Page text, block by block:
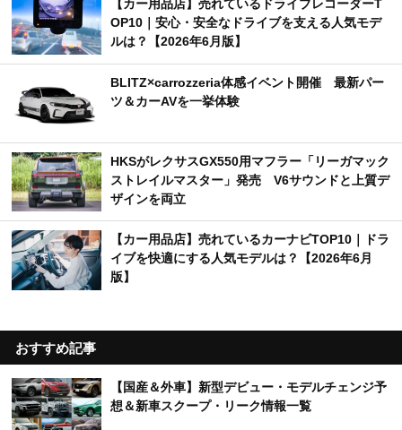
【カー用品店】売れているドライブレコーダーT
OP10｜安心・安全なドライブを支える人気モデ
ルは？【2026年6月版】
BLITZ×carrozzeria体感イベント開催 最新パー
ツ＆カーAVを一挙体験
HKSがレクサスGX550用マフラー「リーガマック
ストレイルマスター」発売 V6サウンドと上質デ
ザインを両立
【カー用品店】売れているカーナビTOP10｜ドラ
イブを快適にする人気モデルは？【2026年6月
版】
おすすめ記事
【国産＆外車】新型デビュー・モデルチェンジ予
想＆新車スクープ・リーク情報一覧